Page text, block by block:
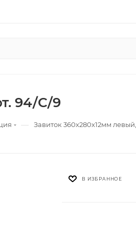
94/C/9
— Завиток 360х280х12мм
В ИЗБРАННОЕ